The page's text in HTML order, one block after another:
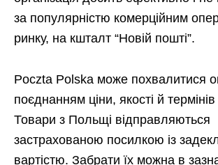
за популярністю комерційним
ринку, на кшталт “Новій пошті”.
Poczta Polska може похвалитися
поєднанням ціни, якості й
Товари з Польщі відправляються
застрахованою посилкою із
вартістю. Забрати їх можна в